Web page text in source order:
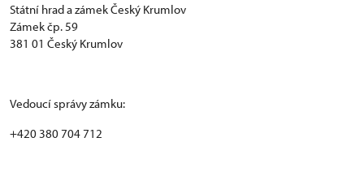
Státní hrad a zámek Český Krumlov
Zámek čp. 59
381 01 Český Krumlov
Vedoucí správy zámku:
+420 380 704 712